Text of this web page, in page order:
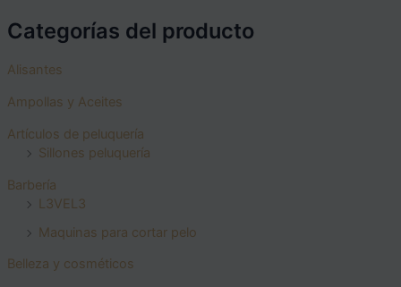
Categorías del producto
Alisantes
Ampollas y Aceites
Artículos de peluquería
Sillones peluquería
Barbería
L3VEL3
Maquinas para cortar pelo
Belleza y cosméticos